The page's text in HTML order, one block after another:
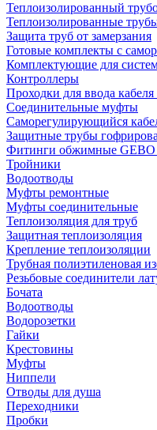
Теплоизолированный
Теплоизолированные
Защита труб от замерзания
Готовые комплекты с
Комплектующие для
Контроллеры
Проходки для ввода кабеля
Соединительные муфты
Саморегулирующийся
Защитные трубы
Фитинги обжимные GEBO
Тройники
Водоотводы
Муфты ремонтные
Муфты соединительные
Теплоизоляция для труб
Защитная теплоизоляция
Крепление теплоизоляции
Трубная полиэтиленовая
Резьбовые соединители
Бочата
Водоотводы
Водорозетки
Гайки
Крестовины
Муфты
Ниппели
Отводы для душа
Переходники
Пробки